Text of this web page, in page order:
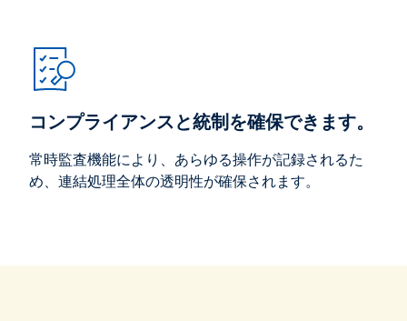
コンプライアンスと統制を確保できます。
常時監査機能により、あらゆる操作が記録されるた
め、連結処理全体の透明性が確保されます。